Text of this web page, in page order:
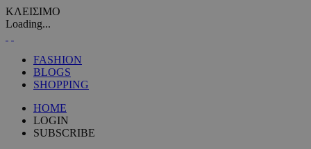
ΚΛΕΙΣΙΜΟ
Loading...
FASHION
BLOGS
SHOPPING
HOME
LOGIN
SUBSCRIBE